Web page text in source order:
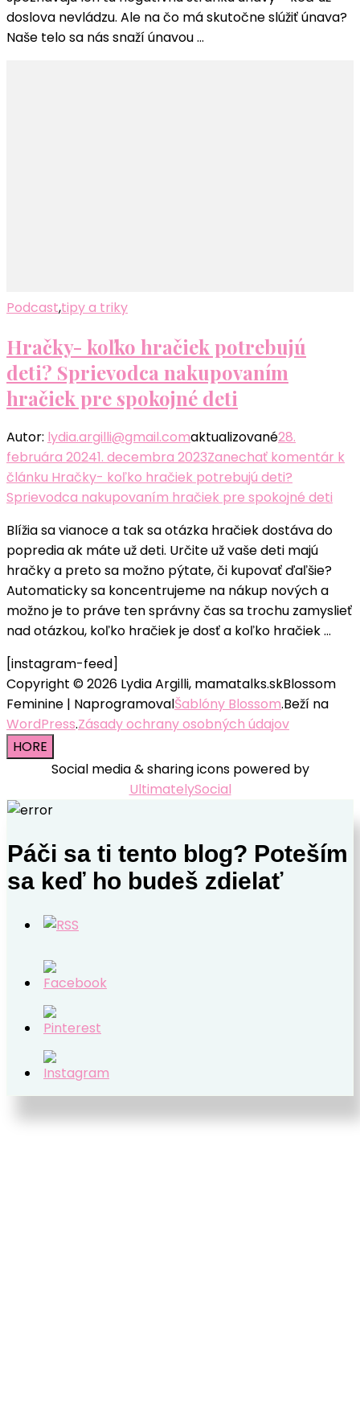
doslova nevládzu. Ale na čo má skutočne slúžiť únava?
Naše telo sa nás snaží únavou …
Podcast,tipy a triky
Hračky- koľko hračiek potrebujú
deti? Sprievodca nakupovaním
hračiek pre spokojné deti
Autor: lydia.argilli@gmail.comaktualizované28.
februára 20241. decembra 2023Zanechať komentár k
článku Hračky- koľko hračiek potrebujú deti?
Sprievodca nakupovaním hračiek pre spokojné deti
Blížia sa vianoce a tak sa otázka hračiek dostáva do
popredia ak máte už deti. Určite už vaše deti majú
hračky a preto sa možno pýtate, či kupovať ďaľšie?
Automaticky sa koncentrujeme na nákup nových a
možno je to práve ten správny čas sa trochu zamyslieť
nad otázkou, koľko hračiek je dosť a koľko hračiek …
[instagram-feed]
Copyright © 2026 Lydia Argilli, mamatalks.skBlossom
Feminine | NaprogramovalŠablóny Blossom.Beží na
WordPress.Zásady ochrany osobných údajov
HORE
Social media & sharing icons powered by
UltimatelySocial
Páči sa ti tento blog? Poteším
sa keď ho budeš zdielať